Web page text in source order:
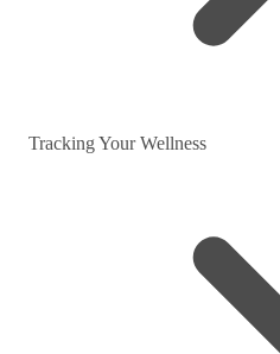
Tracking Your Wellness